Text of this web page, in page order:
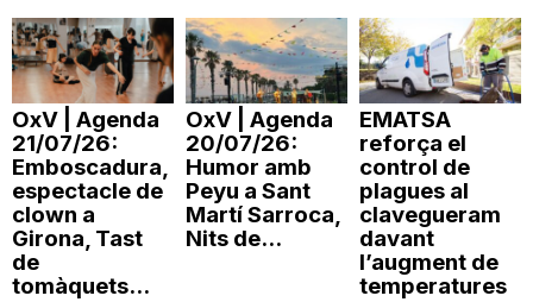
OxV | Agenda
21/07/26:
Emboscadura,
espectacle de
clown a
Girona, Tast
de
tomàquets...
OxV | Agenda
20/07/26:
Humor amb
Peyu a Sant
Martí Sarroca,
Nits de...
EMATSA
reforça el
control de
plagues al
clavegueram
davant
l’augment de
temperatures